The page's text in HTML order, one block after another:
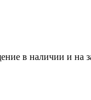
в наличии и на